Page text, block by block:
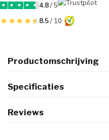
4.8/ 5
8.5/ 10
Productomschrijving
Specificaties
Reviews